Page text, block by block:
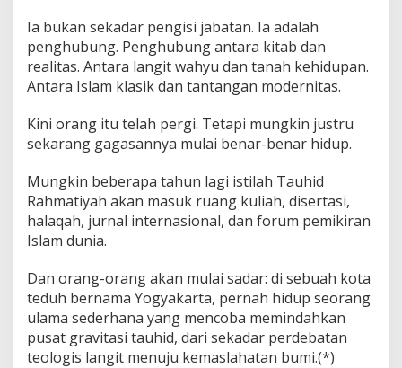
Ia bukan sekadar pengisi jabatan. Ia adalah
penghubung. Penghubung antara kitab dan
realitas. Antara langit wahyu dan tanah kehidupan.
Antara Islam klasik dan tantangan modernitas.
Kini orang itu telah pergi. Tetapi mungkin justru
sekarang gagasannya mulai benar-benar hidup.
Mungkin beberapa tahun lagi istilah Tauhid
Rahmatiyah akan masuk ruang kuliah, disertasi,
halaqah, jurnal internasional, dan forum pemikiran
Islam dunia.
Dan orang-orang akan mulai sadar: di sebuah kota
teduh bernama Yogyakarta, pernah hidup seorang
ulama sederhana yang mencoba memindahkan
pusat gravitasi tauhid, dari sekadar perdebatan
teologis langit menuju kemaslahatan bumi.(*)